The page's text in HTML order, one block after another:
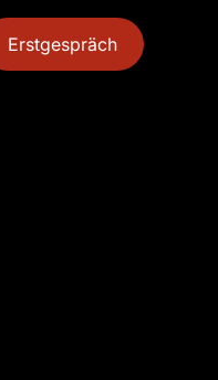
Erstgespräch